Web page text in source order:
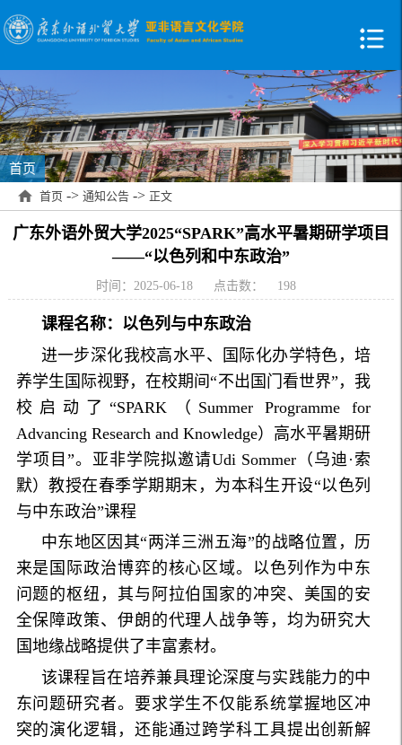
首页
首页 -> 通知公告 -> 正文
广东外语外贸大学2025“SPARK”高水平暑期研学项目
——“以色列和中东政治”
时间：2025-06-18 点击数： 198
课程名称： 以色列与中东政治
进一步深化我校高水平、国际化办学特色，培
养学生国际视野，在校期间“不出国门看世界”，我
校启动了“SPARK（Summer Programme for
Advancing Research and Knowledge）高水平暑期研
学项目”。亚非学院拟邀请Udi Sommer（乌迪·索
默）教授在春季学期期末，为本科生开设“以色列
与中东政治”课程
中东地区因其“两洋三洲五海”的战略位置，历
来是国际政治博弈的核心区域。以色列作为中东
问题的枢纽，其与阿拉伯国家的冲突、美国的安
全保障政策、伊朗的代理人战争等，均为研究大
国地缘战略提供了丰富素材。
该课程旨在培养兼具理论深度与实践能力的中
东问题研究者。要求学生不仅能系统掌握地区冲
突的演化逻辑，还能通过跨学科工具提出创新解